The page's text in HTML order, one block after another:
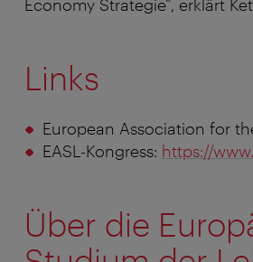
Economy Strategie“, erklärt
Links
European Association for
EASL-Kongress: https://
Über die